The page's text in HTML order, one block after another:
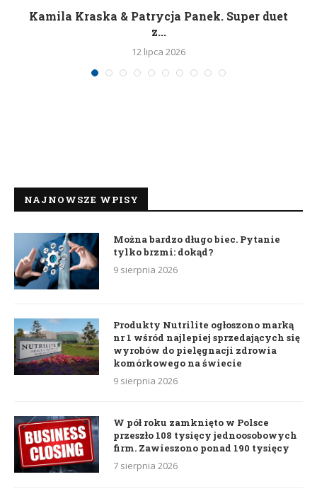
Kamila Kraska & Patrycja Panek. Super duet
z...
12 lipca 2026
NAJNOWSZE WPISY
Można bardzo długo biec. Pytanie
tylko brzmi: dokąd?
9 sierpnia 2026
Produkty Nutrilite ogłoszono marką
nr 1 wśród najlepiej sprzedających się
wyrobów do pielęgnacji zdrowia
komórkowego na świecie
9 sierpnia 2026
W pół roku zamknięto w Polsce
przeszło 108 tysięcy jednoosobowych
firm. Zawieszono ponad 190 tysięcy
7 sierpnia 2026